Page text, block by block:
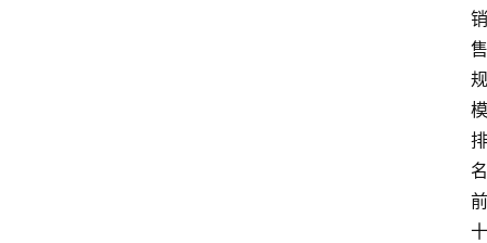
销
售
规
模
排
名
前
十